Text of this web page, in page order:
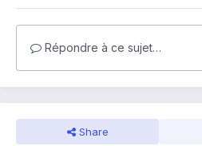
Répondre à ce sujet…
Share